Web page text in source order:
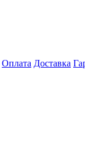
Оплата Доставка